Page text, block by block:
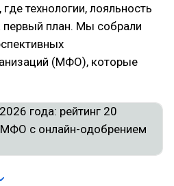
технологии, лояльность
первый план. Мы собрали
(МФО), которые